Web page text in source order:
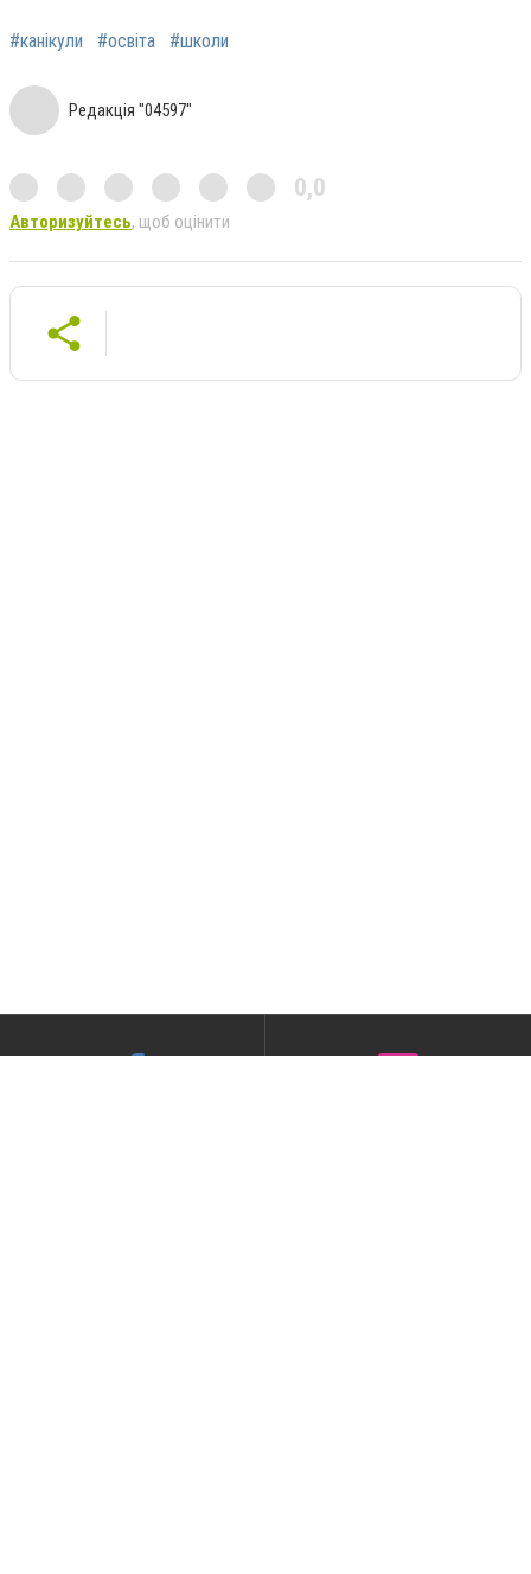
#канікули #освіта #школи
Редакція "04597"
0,0
Авторизуйтесь, щоб оцінити